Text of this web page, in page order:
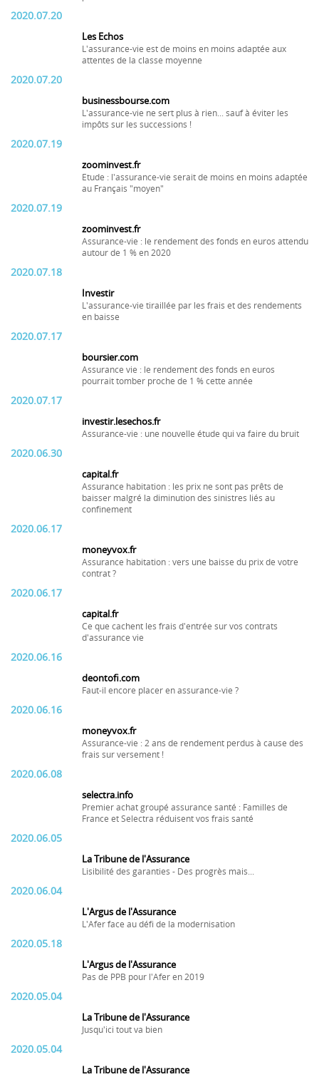
2020.07.20
Les Echos
L'assurance-vie est de moins en moins adaptée aux
attentes de la classe moyenne
2020.07.20
businessbourse.com
L'assurance-vie ne sert plus à rien... sauf à éviter les
impôts sur les successions !
2020.07.19
zoominvest.fr
Etude : l'assurance-vie serait de moins en moins adaptée
au Français "moyen"
2020.07.19
zoominvest.fr
Assurance-vie : le rendement des fonds en euros attendu
autour de 1 % en 2020
2020.07.18
Investir
L'assurance-vie tiraillée par les frais et des rendements
en baisse
2020.07.17
boursier.com
Assurance vie : le rendement des fonds en euros
pourrait tomber proche de 1 % cette année
2020.07.17
investir.lesechos.fr
Assurance-vie : une nouvelle étude qui va faire du bruit
2020.06.30
capital.fr
Assurance habitation : les prix ne sont pas prêts de
baisser malgré la diminution des sinistres liés au
confinement
2020.06.17
moneyvox.fr
Assurance habitation : vers une baisse du prix de votre
contrat ?
2020.06.17
capital.fr
Ce que cachent les frais d'entrée sur vos contrats
d'assurance vie
2020.06.16
deontofi.com
Faut-il encore placer en assurance-vie ?
2020.06.16
moneyvox.fr
Assurance-vie : 2 ans de rendement perdus à cause des
frais sur versement !
2020.06.08
selectra.info
Premier achat groupé assurance santé : Familles de
France et Selectra réduisent vos frais santé
2020.06.05
La Tribune de l'Assurance
Lisibilité des garanties - Des progrès mais...
2020.06.04
L'Argus de l'Assurance
L'Afer face au défi de la modernisation
2020.05.18
L'Argus de l'Assurance
Pas de PPB pour l'Afer en 2019
2020.05.04
La Tribune de l'Assurance
Jusqu'ici tout va bien
2020.05.04
La Tribune de l'Assurance